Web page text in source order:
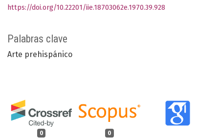
Palabras clave
Arte prehispánico
0 0
https://doi.org/10.22201/iie.18703062e.1970.39.928